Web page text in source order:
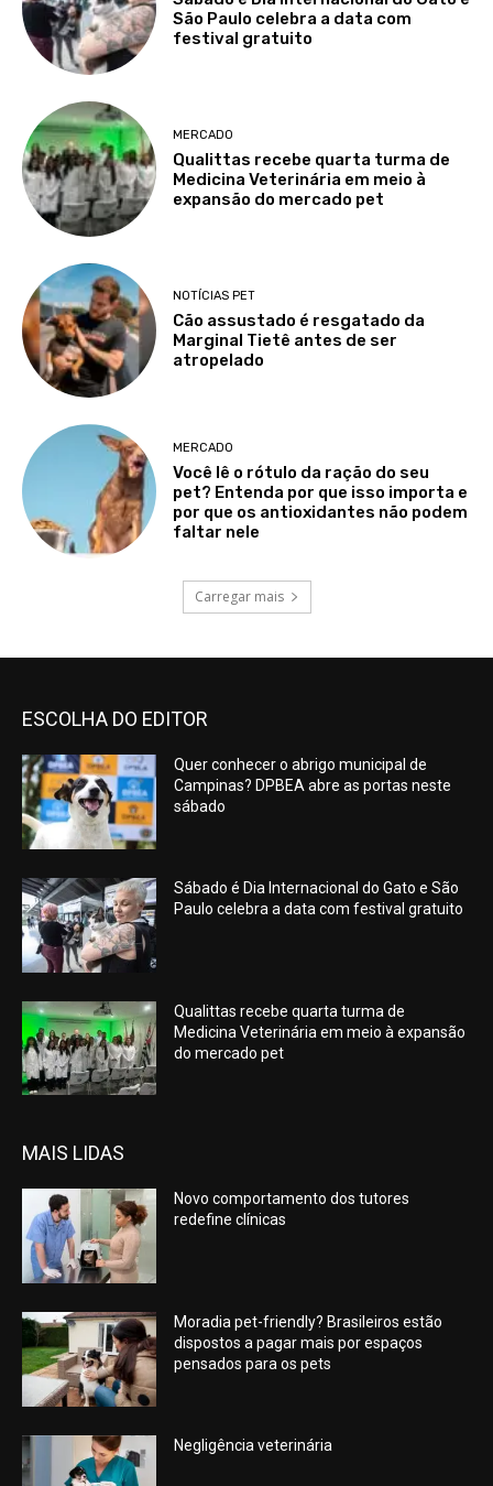
São Paulo celebra a data com
festival gratuito
MERCADO
Qualittas recebe quarta turma de
Medicina Veterinária em meio à
expansão do mercado pet
NOTÍCIAS PET
Cão assustado é resgatado da
Marginal Tietê antes de ser
atropelado
MERCADO
Você lê o rótulo da ração do seu
pet? Entenda por que isso importa e
por que os antioxidantes não podem
faltar nele
Carregar mais
ESCOLHA DO EDITOR
Quer conhecer o abrigo municipal de
Campinas? DPBEA abre as portas neste
sábado
Sábado é Dia Internacional do Gato e São
Paulo celebra a data com festival gratuito
Qualittas recebe quarta turma de
Medicina Veterinária em meio à expansão
do mercado pet
MAIS LIDAS
Novo comportamento dos tutores
redefine clínicas
Moradia pet-friendly? Brasileiros estão
dispostos a pagar mais por espaços
pensados para os pets
Negligência veterinária